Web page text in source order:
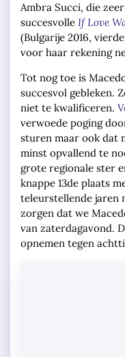
Ambra Succi, die
succesvolle If Love
(Bulgarije 2016,
voor haar rekening
Tot nog toe is
succesvol gebleken.
niet te kwalificeren.
verwoede poging
sturen maar ook dat
minst opvallend te
grote regionale ster
knappe 13de plaats
teleurstellende jaren
zorgen dat we
van zaterdagavond.
opnemen tegen